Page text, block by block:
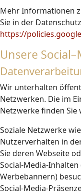
Mehr Informationen
Sie in der
https://
Unsere
Wir unterhalten
Netzwerken. Die im
Netzwerke finden Sie
Soziale Netzwerke
Nutzerverhalten in
Sie deren Webseite
Social-Media-
Werbebannern)
Social-Media-